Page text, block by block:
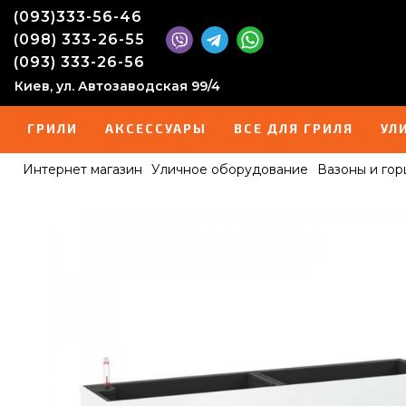
(093)333-56-46
(098) 333-26-55
(093) 333-26-56
Киев, ул. Автозаводская 99/4
ГРИЛИ АКСЕССУАРЫ ВСЕ ДЛЯ ГРИЛЯ
Интернет магазин Уличное оборудование Вазоны и